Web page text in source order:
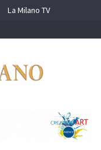
La Milano TV